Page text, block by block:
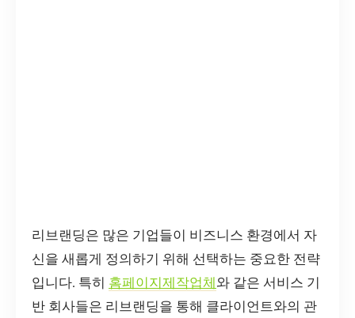
리브랜딩은 많은 기업들이 비즈니스 환경에서 자
신을 새롭게 정의하기 위해 선택하는 중요한 전략
입니다. 특히 홈페이지제작업체 와 같은 서비스 기
반 회사들은 리브랜딩을 통해 클라이언트와의 관